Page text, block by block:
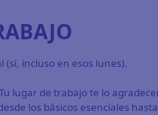
incluso en esos lunes).
lugar de trabajo te lo
los básicos esenciales